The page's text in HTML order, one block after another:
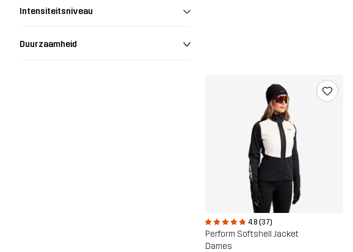
Intensiteitsniveau
Duurzaamheid
4.8 (37)
Perform Softshell Jacket
Dames